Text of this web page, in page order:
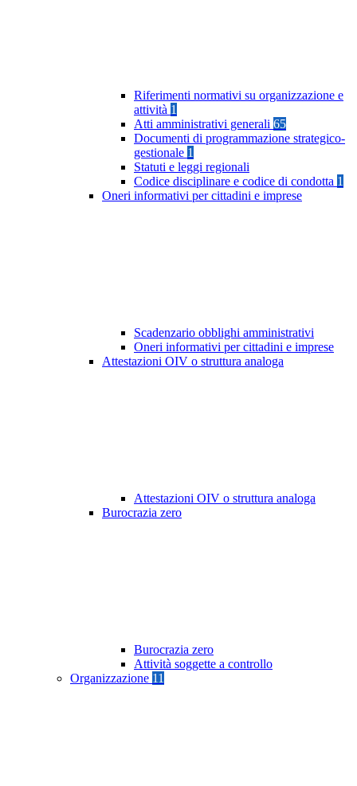
Riferimenti normativi su organizzazione e
attività 1
Atti amministrativi generali 65
Documenti di programmazione strategico-
gestionale 1
Statuti e leggi regionali
Codice disciplinare e codice di condotta 1
Oneri informativi per cittadini e imprese
Scadenzario obblighi amministrativi
Oneri informativi per cittadini e imprese
Attestazioni OIV o struttura analoga
Attestazioni OIV o struttura analoga
Burocrazia zero
Burocrazia zero
Attività soggette a controllo
Organizzazione 11